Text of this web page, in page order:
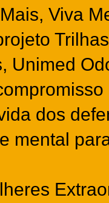
Viva
Unimed
dos
mental